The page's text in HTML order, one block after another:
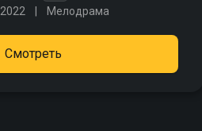
2022 Мелодрама
Смотреть